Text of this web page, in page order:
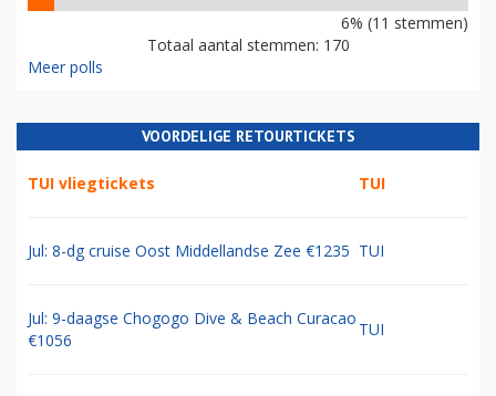
6% (11 stemmen)
Totaal aantal stemmen: 170
Meer polls
VOORDELIGE RETOURTICKETS
TUI vliegtickets TUI
Jul: 8-dg cruise Oost Middellandse Zee €1235 TUI
Jul: 9-daagse Chogogo Dive & Beach Curacao
€1056
TUI